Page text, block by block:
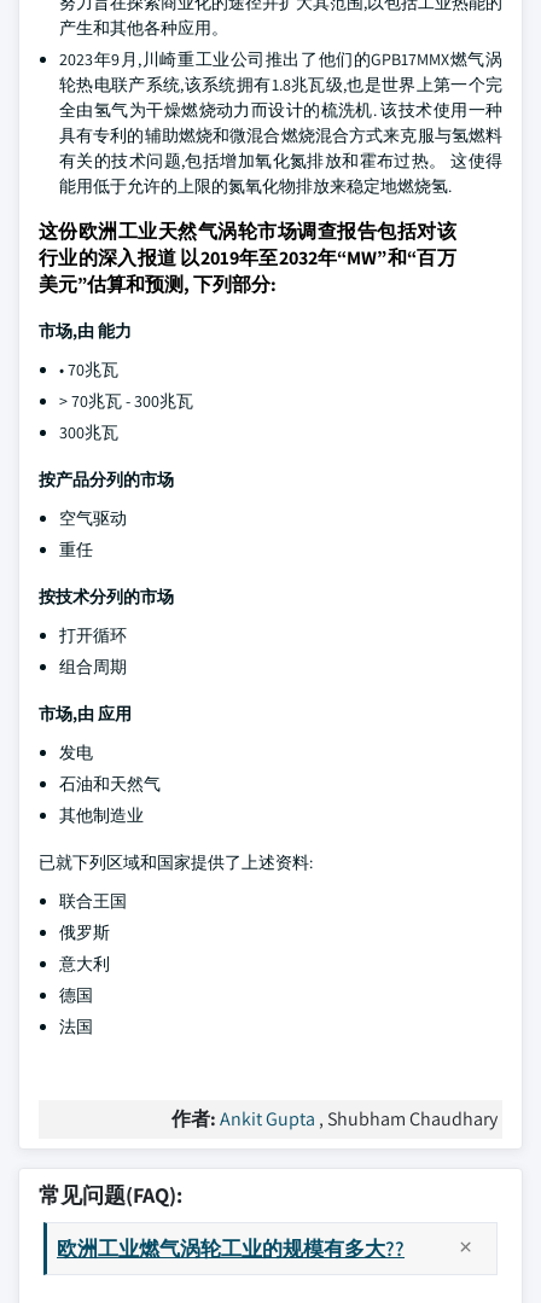
产生和其他各种应用。
2023年9月,川崎重工业公司推出了他们的GPB17MMX燃气涡
轮热电联产系统,该系统拥有1.8兆瓦级,也是世界上第一个完
全由氢气为干燥燃烧动力而设计的梳洗机. 该技术使用一种
具有专利的辅助燃烧和微混合燃烧混合方式来克服与氢燃料
有关的技术问题,包括增加氧化氮排放和霍布过热。 这使得
能用低于允许的上限的氮氧化物排放来稳定地燃烧氢.
这份欧洲工业天然气涡轮市场调查报告包括对该
行业的深入报道 以2019年至2032年“MW”和“百万
美元”估算和预测, 下列部分:
市场,由能力
• 70兆瓦
> 70兆瓦 - 300兆瓦
300兆瓦
按产品分列的市场
空气驱动
重任
按技术分列的市场
打开循环
组合周期
市场,由应用
发电
石油和天然气
其他制造业
已就下列区域和国家提供了上述资料:
联合王国
俄罗斯
意大利
德国
法国
作者:Ankit Gupta , Shubham Chaudhary
常见问题(FAQ):
欧洲工业燃气涡轮工业的规模有多大??